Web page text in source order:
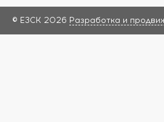
© ЕЗСК 2026 Разработка и